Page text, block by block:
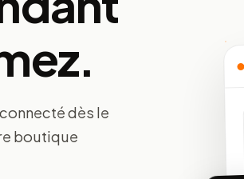
dès le
boutique